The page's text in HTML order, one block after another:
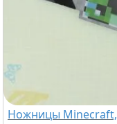
Ножницы Minecraft,